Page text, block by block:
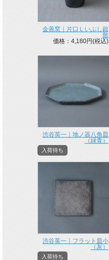
金善窯｜片口Ｌいぶし銀
散
価格：4,180円(税込)
渋谷英一｜地ノ器八角皿
（緑青）
入荷待ち
渋谷英一｜フラット皿小
（灰）
入荷待ち